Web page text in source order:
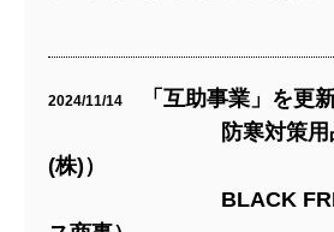
2024/11/14
「互助事業」を更
防寒対策用品（
(株)）
BLACK FRIDAY